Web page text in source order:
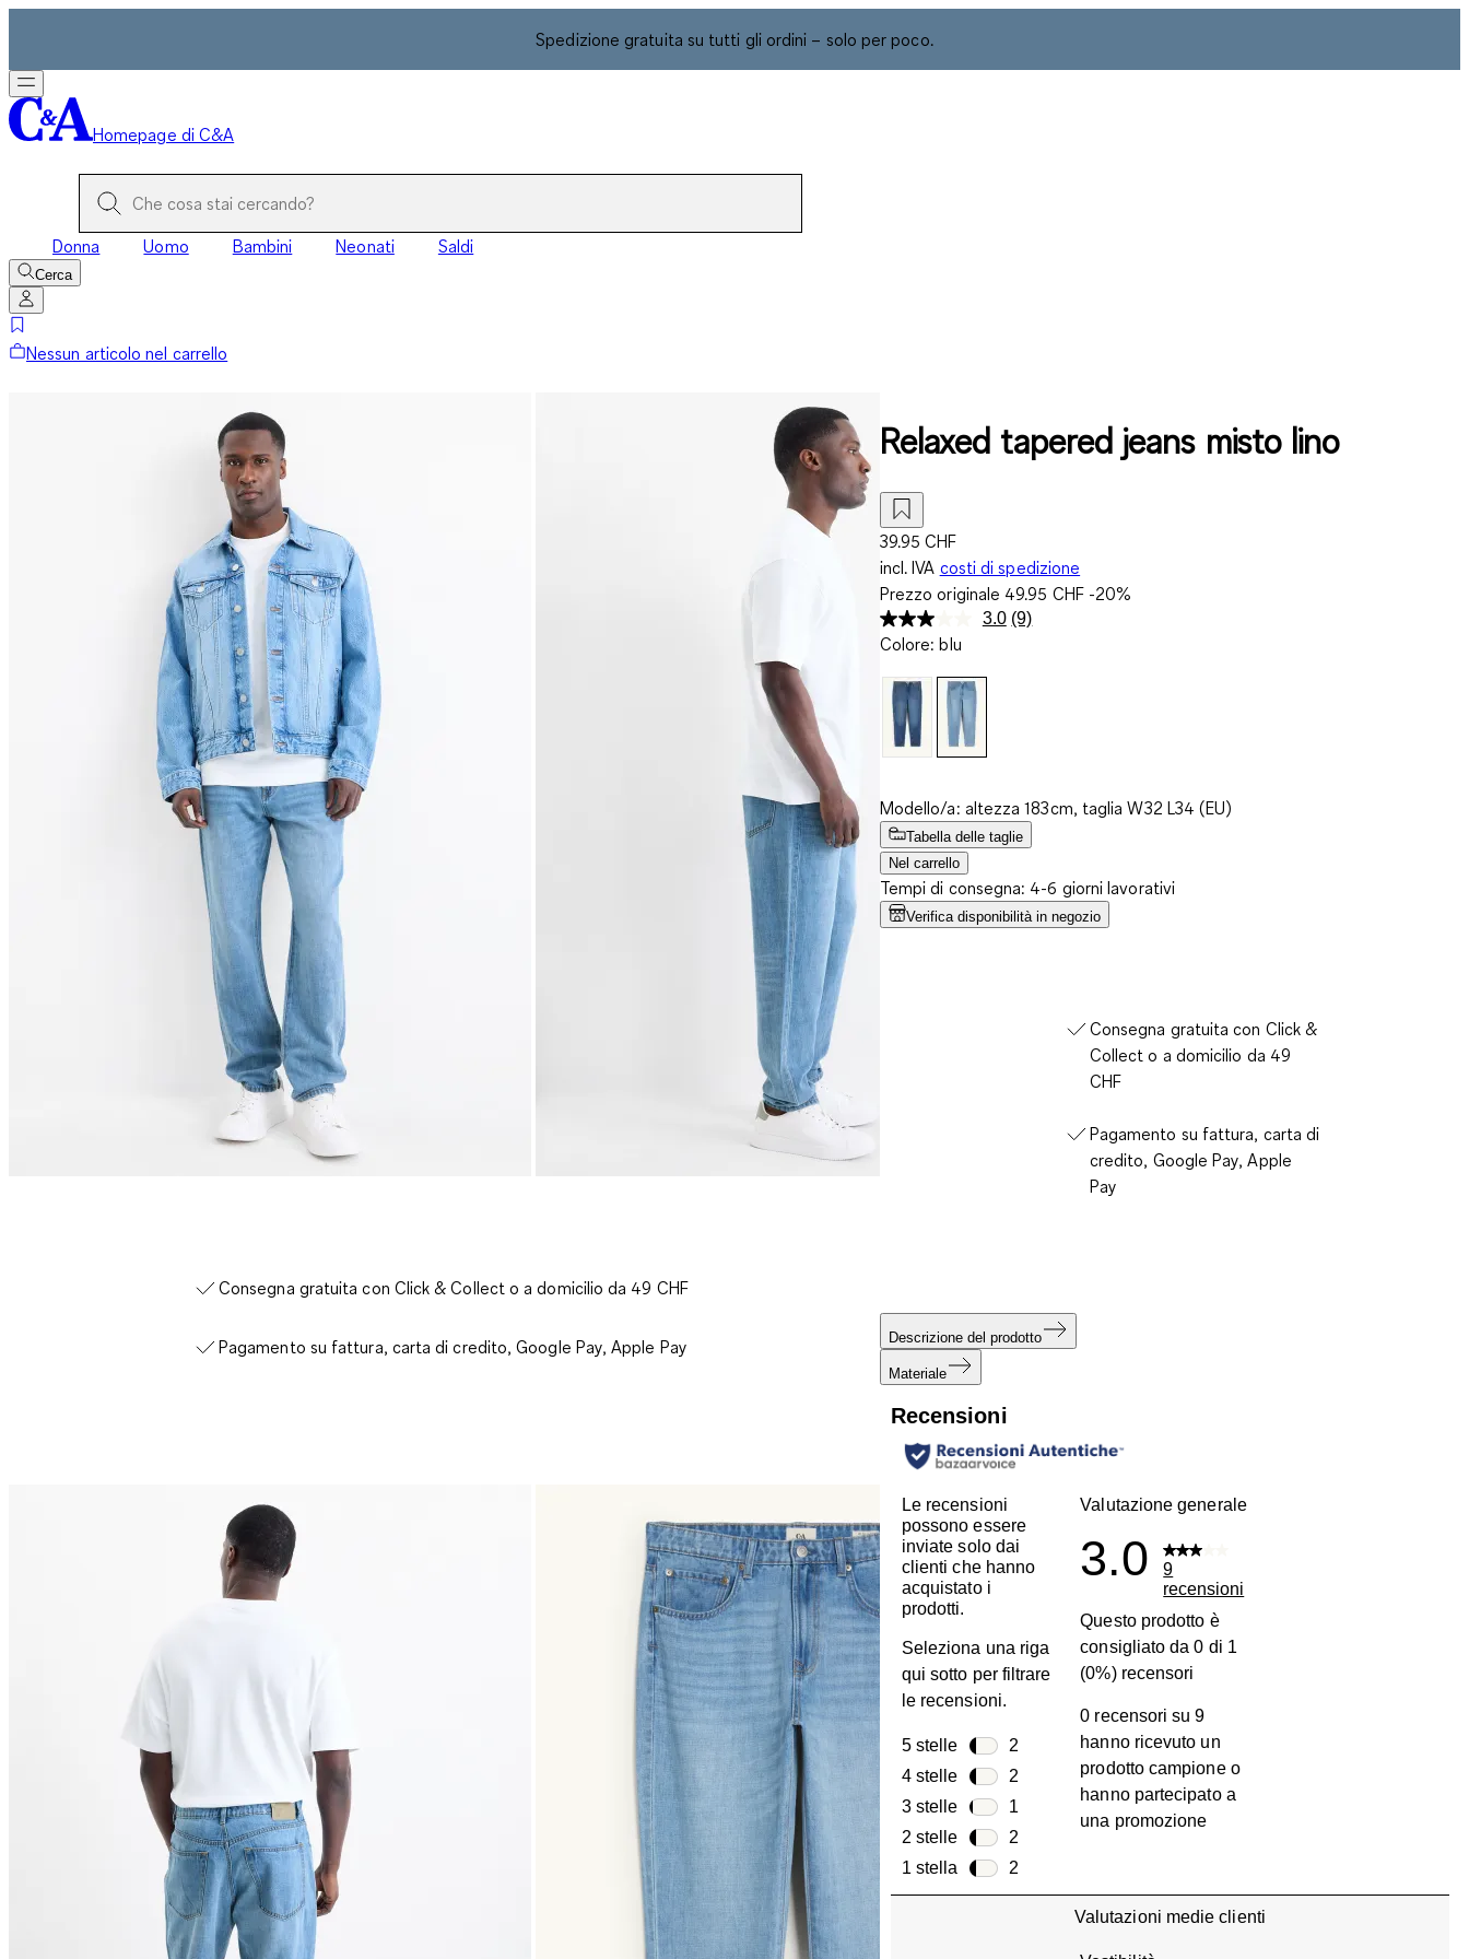
Spedizione gratuita su tutti gli ordini – solo per poco.
Homepage di C&A
Donna Uomo Bambini Neonati Saldi
Cerca
Nessun articolo nel carrello
Consegna gratuita con Click & Collect o a domicilio da 49 CHF
Pagamento su fattura, carta di credito, Google Pay, Apple Pay
Relaxed tapered jeans misto lino
39.95 CHF
incl. IVA costi di spedizione
Prezzo originale 49.95 CHF-20%
3.0 Leggi
(9)
Colore: blu
Modello/a: altezza 183cm, taglia W32 L34 (EU)
Tabella delle taglie
Nel carrello
Tempi di consegna: 4-6 giorni lavorativi
Verifica disponibilità in negozio
Consegna gratuita con Click &
Collect o a domicilio da 49
CHF
Pagamento su fattura, carta di
credito, Google Pay, Apple
Pay
Descrizione del prodotto
Materiale
Recensioni
Le recensioni
possono essere
inviate solo dai
clienti che hanno
acquistato i
prodotti.
Seleziona una riga
qui sotto per filtrare
le recensioni.
5 stelle stelle 2
2 recensioni con 5 stelle.
4 stelle stelle 2
2 recensioni con 4 stelle.
3 stelle stelle
1
1 recensione con 3 stelle.
2 stelle stelle 2
2 recensioni con 2 stelle.
1 stella stelle 2
2 recensioni con 1 stella.
Valutazione generale
3.0
9
recensioni
Questo prodotto è
consigliato da 0 di 1
(0%) recensori
0 recensori su 9
hanno ricevuto un
prodotto campione o
hanno partecipato a
una promozione
Valutazioni medie clienti